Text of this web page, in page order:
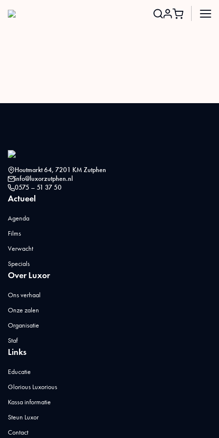
Houtmarkt 64, 7201 KM Zutphen
info@luxorzutphen.nl
0575 – 51 37 50
Actueel
Agenda
Films
Verwacht
Specials
Over Luxor
Ons verhaal
Onze zalen
Organisatie
Staf
Links
Educatie
Glorious Luxorious
Kassa informatie
Steun Luxor
Contact